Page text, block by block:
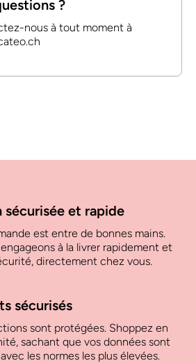
?
nous à tout moment à
sécurisée et rapide
est entre de bonnes mains.
à la livrer rapidement et
directement chez vous.
sécurisés
sont protégées. Shoppez en
sachant que vos données sont
les normes les plus élevées.